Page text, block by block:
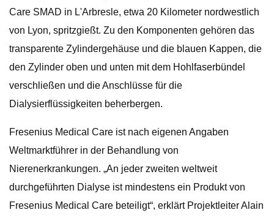
Care SMAD in L'Arbresle, etwa 20 Kilometer nordwestlich
von Lyon, spritzgießt. Zu den Komponenten gehören das
transparente Zylindergehäuse und die blauen Kappen, die
den Zylinder oben und unten mit dem Hohlfaserbündel
verschließen und die Anschlüsse für die
Dialysierflüssigkeiten beherbergen.
Fresenius Medical Care ist nach eigenen Angaben
Weltmarktführer in der Behandlung von
Nierenerkrankungen. „An jeder zweiten weltweit
durchgeführten Dialyse ist mindestens ein Produkt von
Fresenius Medical Care beteiligt“, erklärt Projektleiter Alain